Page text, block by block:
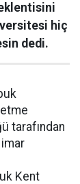
hiç
dedi.
tarafından
Kent